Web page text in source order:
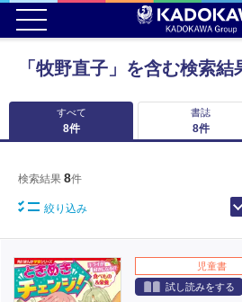
「牧野直子」を含む検索結
すべて
8件
書誌
8件
検索結果 8件
絞り込み
児童書
試し読みをする